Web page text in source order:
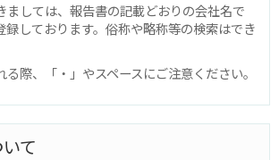
ましては、報告書の記載どおりの会社名で
録しております。俗称や略称等の検索はでき
る際、「・」やスペースにご注意ください。
て